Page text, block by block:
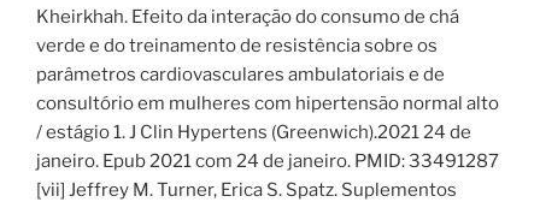
Kheirkhah. Efeito da interação do consumo de chá
verde e do treinamento de resistência sobre os
parâmetros cardiovasculares ambulatoriais e de
consultório em mulheres com hipertensão normal alto
/ estágio 1. J Clin Hypertens (Greenwich).2021 24 de
janeiro. Epub 2021 com 24 de janeiro. PMID: 33491287
[vii] Jeffrey M. Turner, Erica S. Spatz. Suplementos